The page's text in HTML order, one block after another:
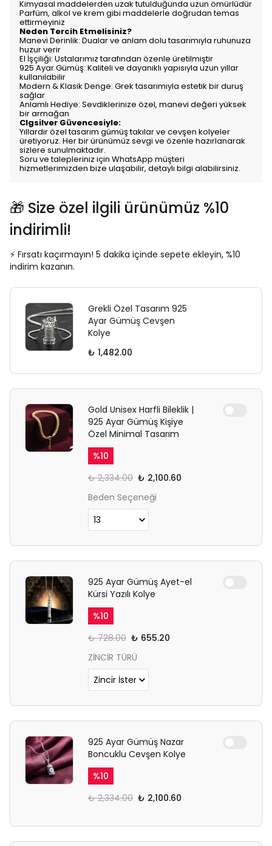
Kimyasal maddelerden uzak tutulduğunda uzun ömürlüdür
Parfüm, alkol ve krem gibi maddelerle doğrudan temas
ettirmeyiniz
Neden Tercih Etmelisiniz?
Manevi Derinlik: Dualar ve anlam dolu tasarımıyla ruhunuza
huzur verir
El İşçiliği: Ustalarımız tarafından özenle üretilmiştir
925 Ayar Gümüş: Kaliteli ve dayanıklı yapısıyla uzun yıllar
kullanılabilir
Modern & Klasik Denge: Grek tasarımıyla estetik bir duruş
sağlar
Anlamlı Hediye: Sevdiklerinize özel, manevi değeri yüksek
bir armağan
Clgsilver Güvencesiyle:
Yıllardır özel tasarım gümüş takılar ve cevşen kolyeler
üretiyoruz. Her bir ürünümüz sevgi ve özenle hazırlanarak
sizlere sunulmaktadır.
Soru ve talepleriniz için WhatsApp müşteri
hizmetlerimizden bize ulaşabilir, detaylı bilgi alabilirsiniz.
🎁 Size özel ilgili ürünümüz %10
indirimli!
⚡ Fırsatı kaçırmayın! 5 dakika içinde sepete ekleyin, %10
indirim kazanın.
Grekli Özel Tasarım 925
Ayar Gümüş Cevşen
Kolye
₺ 1,482.00
Gold Unisex Harfli Bileklik |
925 Ayar Gümüş Kişiye
Özel Minimal Tasarım
%10
₺ 2,334.00 ₺ 2,100.60
Beden Seçeneği
925 Ayar Gümüş Ayet-el
Kürsi Yazılı Kolye
%10
₺ 728.00 ₺ 655.20
ZİNCİR TÜRÜ
925 Ayar Gümüş Nazar
Boncuklu Cevşen Kolye
%10
₺ 2,334.00 ₺ 2,100.60